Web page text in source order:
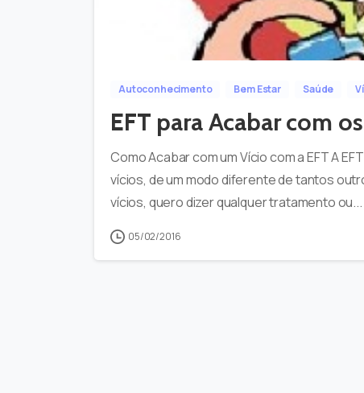
Autoconhecimento Bem Estar Saúde
EFT para Acabar com
Como Acabar com um Vício com a EFT A
vícios, de um modo diferente de tantos
vícios, quero dizer qualquer tratamento ou...
05/02/2016